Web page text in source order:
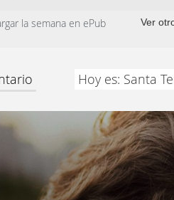
la semana en ePub Ver
Hoy es: Santa